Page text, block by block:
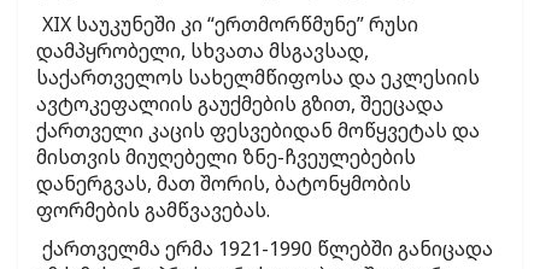
XIX საუკუნეში კი “ერთმორწმუნე” რუსი
დამპყრობელი, სხვათა მსგავსად,
საქართველოს სახელმწიფოსა და ეკლესიის
ავტოკეფალიის გაუქმების გზით, შეეცადა
ქართველი კაცის ფესვებიდან მოწყვეტას და
მისთვის მიუღებელი ზნე-ჩვეულებების
დანერგვას, მათ შორის, ბატონყმობის
ფორმების გამწვავებას.
ქართველმა ერმა 1921-1990 წლებში განიცადა